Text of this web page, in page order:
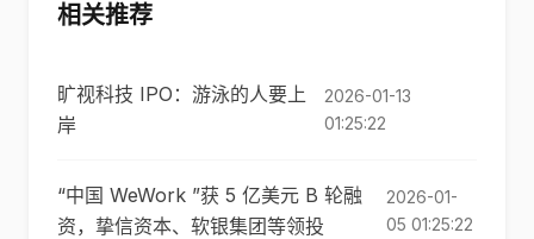
相关推荐
旷视科技 IPO：游泳的人要上
岸
2026-01-13
01:25:22
“中国 WeWork ”获 5 亿美元 B 轮融
资，挚信资本、软银集团等领投
2026-01-
05 01:25:22